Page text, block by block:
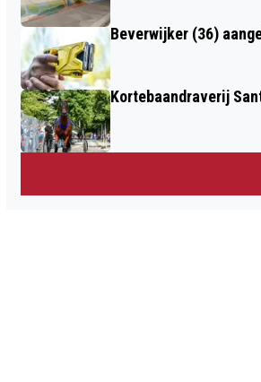
Beverwijker (36)
Kortebaandraverij